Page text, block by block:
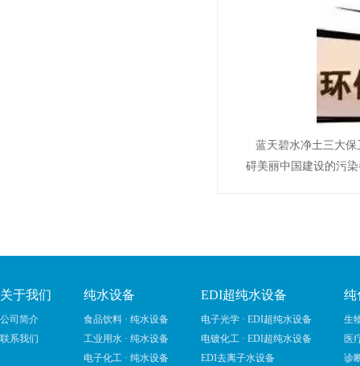
蓝天碧水净土三大
碍美丽中国建设的污
关于我们
公司简介
联系我们
纯水设备
食品饮料 · 纯水设备
工业用水 · 纯水设备
电子化工 · 纯水设备
EDI超纯水设备
电子光学 · EDI超纯水设备
电镀化工 · EDI超纯水设备
EDI去离子水设备
纯
生
医
诊